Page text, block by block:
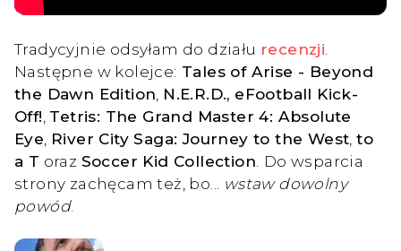
Tradycyjnie odsyłam do działu recenzji
Następne w kolejce: Tales of Arise - Beyond
the Dawn Edition N.E.R.D., eFootball Kick-
Off! Tetris: The Grand Master 4: Absolute
Eye River City Saga: Journey to the West ,to
a T oraz Soccer Kid Collection Do wsparcia
strony zachęcam też, bo...
wstaw dowolny
powód.